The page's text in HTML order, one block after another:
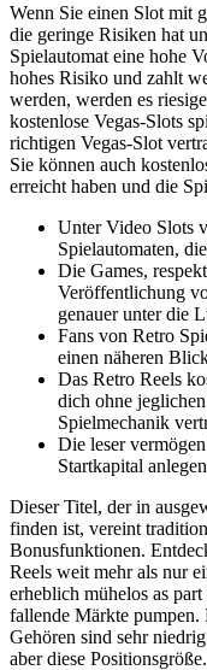
Wenn Sie einen Slot mit
die geringe Risiken hat
Spielautomat eine hohe
hohes Risiko und zahlt
werden, werden es
kostenlose Vegas-Slots
richtigen Vegas-Slot
Sie können auch
erreicht haben und die
Unter Video Slots
Spielautomaten,
Die Games,
Veröffentlichung
genauer unter die
Fans von Retro
einen näheren
Das Retro Reels
dich ohne
Spielmechanik
Die leser
Startkapital
Dieser Titel, der in
finden ist, vereint
Bonusfunktionen.
Reels weit mehr als nur
erheblich mühelos as
fallende Märkte
Gehören sind sehr
aber diese Positionsgröße.